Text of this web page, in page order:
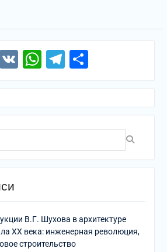
VKWhatsApp
Telegram
В.Г. Шухова в архитектуре
XX века: инженерная революция,
строительство